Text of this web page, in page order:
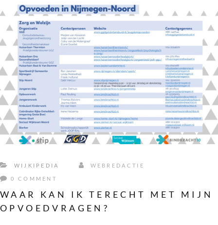
WIJKIPEDIA WEBREDACTIE
0 COMMENT
WAAR KAN IK TERECHT MET MIJN
OPVOEDVRAGEN?